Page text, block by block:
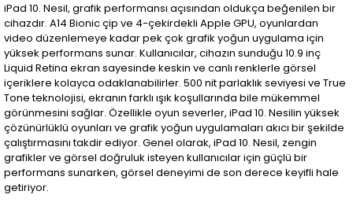
iPad 10. Nesil, grafik performansı açısından oldukça beğenilen bir
cihazdır. A14 Bionic çip ve 4-çekirdekli Apple GPU, oyunlardan
video düzenlemeye kadar pek çok grafik yoğun uygulama için
yüksek performans sunar. Kullanıcılar, cihazın sunduğu 10.9 inç
Liquid Retina ekran sayesinde keskin ve canlı renklerle görsel
içeriklere kolayca odaklanabilirler. 500 nit parlaklık seviyesi ve True
Tone teknolojisi, ekranın farklı ışık koşullarında bile mükemmel
görünmesini sağlar. Özellikle oyun severler, iPad 10. Nesilin yüksek
çözünürlüklü oyunları ve grafik yoğun uygulamaları akıcı bir şekilde
çalıştırmasını takdir ediyor. Genel olarak, iPad 10. Nesil, zengin
grafikler ve görsel doğruluk isteyen kullanıcılar için güçlü bir
performans sunarken, görsel deneyimi de son derece keyifli hale
getiriyor.